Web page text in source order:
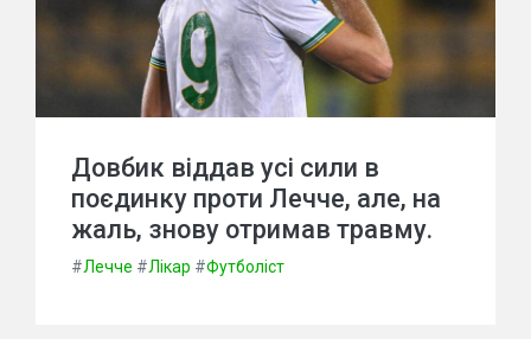
Довбик віддав усі сили в
поєдинку проти Лечче, але, на
жаль, знову отримав травму.
#Лечче #Лікар #Футболіст